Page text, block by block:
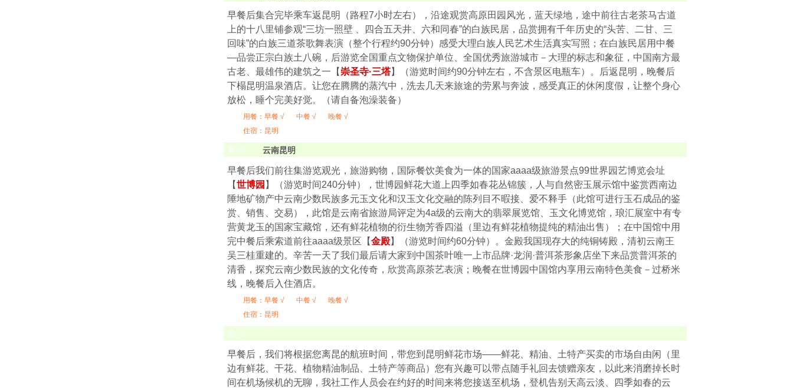
早餐后集合完毕乘车返昆明（路程7小时左右），沿途观赏高原田园风光，蓝天绿地，途中前往古老茶马古道
上的十八里铺参观“三坊一照壁 、四合五天井、六和同春”的白族民居，品赏拥有千年历史的“头苦、二甘、三
回味”的白族三道茶歌舞表演（整个行程约90分钟）感受大理白族人民艺术生活真实写照；在白族民居用中餐
—品尝正宗白族土八碗，后游览全国重点文物保护单位、全国优秀旅游城市－大理的标志和象征，中国南方最
古老、最雄伟的建筑之一【崇圣寺·三塔】（游览时间约90分钟左右，不含景区电瓶车）。后返昆明，晚餐后
下榻昆明温泉酒店。让您在腾腾的蒸汽中，洗去几天来旅途的劳累与奔波，感受真正的休闲度假，让整个身心
放松，睡个完美好觉。（请自备泡澡装备）
用餐： 早餐 √ 中餐 √
晚餐 √
住宿：昆明
第5天 云南昆明
早餐后我们前往集游览观光，旅游购物，国际餐饮美食为一体的国家aaaa级旅游景点99世界园艺博览会址
【世博园 】（游览时间240分钟），世博园鲜花大道上四季如春花丛锦簇，人与自然密玉展示馆中鉴赏西南边
陲地矿物产中云南少数民族多元玉文化和汉玉文化交融的陈列目不暇接、爱不释手（此馆可进行玉石成品的鉴
赏、销售、交易），此馆是云南省旅游局评定为4a级的云南大的翡翠展览馆、玉文化博览馆，琅汇展室中有专
营黄龙玉的国家宝藏馆，还有鲜花植物的衍生物芳香四溢（里边有鲜花植物提纯的精油出售）；在中国馆中用
完中餐后乘索道前往aaaa级景区【金殿】（游览时间约60分钟）。金殿我国现存大的纯铜铸殿，清初云南王
吴三桂重建的。辛苦一天了我们最后请大家到中国茶叶唯一上市品牌·龙润·普洱茶形象店坐下来品赏普洱茶的
清香，探究云南少数民族的文化传奇，欣赏高原茶艺表演；晚餐在世博园中国馆内享用云南特色美食－过桥米
线，晚餐后入住酒店。
用餐： 早餐 √ 中餐 √
晚餐 √
住宿：昆明
第6天
早餐后，我们将根据您离昆的航班时间，带您到昆明鲜花市场——鲜花、精油、土特产买卖的市场自由闲（里
边有鲜花、干花、植物精油制品、土特产等商品）您有兴趣可以带点随手礼回去馈赠亲友，以此来消磨掉长时
间在机场候机的无聊，我社工作人员会在约好的时间来将您接送至机场，登机告别天高云淡、四季如春的云